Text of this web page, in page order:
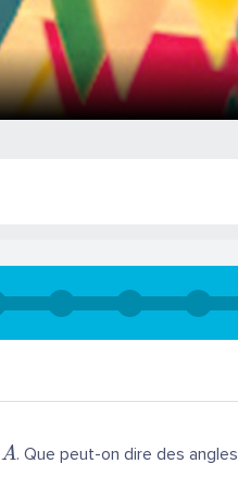
A. Que peut-on dire des angles